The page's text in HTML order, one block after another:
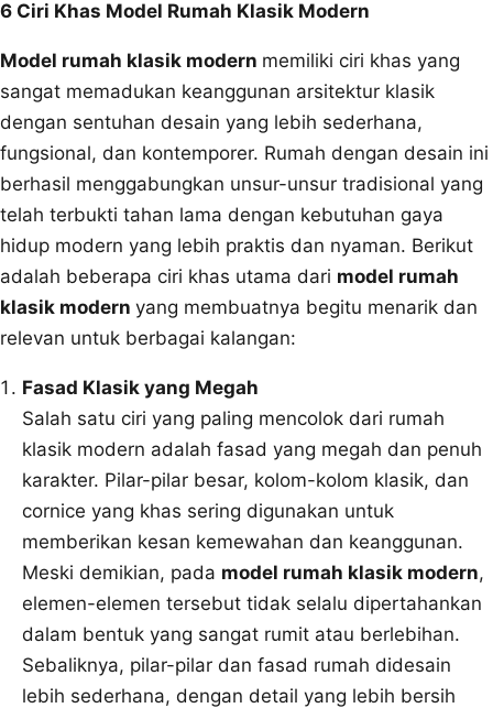
6 Ciri Khas Model Rumah Klasik Modern
Model rumah klasik modern memiliki ciri khas yang
sangat memadukan keanggunan arsitektur klasik
dengan sentuhan desain yang lebih sederhana,
fungsional, dan kontemporer. Rumah dengan desain ini
berhasil menggabungkan unsur-unsur tradisional yang
telah terbukti tahan lama dengan kebutuhan gaya
hidup modern yang lebih praktis dan nyaman. Berikut
adalah beberapa ciri khas utama dari model rumah
klasik modern yang membuatnya begitu menarik dan
relevan untuk berbagai kalangan:
Fasad Klasik yang Megah
Salah satu ciri yang paling mencolok dari rumah
klasik modern adalah fasad yang megah dan penuh
karakter. Pilar-pilar besar, kolom-kolom klasik, dan
cornice yang khas sering digunakan untuk
memberikan kesan kemewahan dan keanggunan.
Meski demikian, pada model rumah klasik modern,
elemen-elemen tersebut tidak selalu dipertahankan
dalam bentuk yang sangat rumit atau berlebihan.
Sebaliknya, pilar-pilar dan fasad rumah didesain
lebih sederhana, dengan detail yang lebih bersih